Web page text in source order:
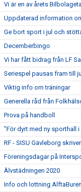
Vi är en av årets
Uppdaterad information
Ge bort sport i jul och
Decemberbingo
Vi har fått bidrag från LF
Seriespel pausas fram till jul
Viktig info om träningar
Generella råd från
Prova på handboll
"För dyrt med ny sporthall
RF - SISU Gävleborg
Föreningsdagar på
Älvstädningen 2020
Info och lottning